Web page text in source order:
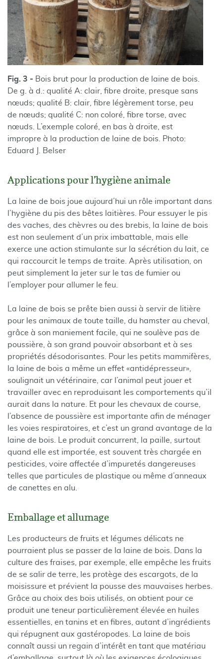
Fig. 3 - Bois brut pour la production de laine de bois.
De g. à d.: qualité A: clair, fibre droite, presque sans
nœuds; qualité B: clair, fibre légèrement torse, peu
de nœuds; qualité C: non coloré, fibre torse, avec
nœuds. L’exemple coloré, en bas à droite, est
impropre à la production de laine de bois. Photo:
Eduard J. Belser
Applications pour l’hygiène animale
La laine de bois joue aujourd’hui un rôle important dans
l’hygiène du pis des bêtes laitières. Pour essuyer le pis
des vaches, des chèvres ou des brebis, la laine de bois
est non seulement d’un prix imbattable, mais elle
exerce une action stimulante sur la sécrétion du lait, ce
qui raccourcit le temps de traite. Après utilisation, on
peut simplement la jeter sur le tas de fumier ou
l’employer pour allumer le feu.
La laine de bois se prête bien aussi à servir de litière
pour les animaux de toute taille, du hamster au cheval,
grâce à son maniement facile, qui ne soulève pas de
poussière, à son grand pouvoir absorbant et à ses
propriétés désodorisantes. Pour les petits mammifères,
la laine de bois a même un effet «antidépresseur»,
soulignait un vétérinaire, car l’animal peut jouer et
travailler avec en reproduisant les comportements qu’il
aurait dans la nature. Et pour les chevaux de course,
l’absence de poussière est importante afin de ménager
les voies respiratoires, et c’est un grand avantage de la
laine de bois. Le produit concurrent, la paille, surtout
quand elle est importée, est souvent très chargée en
pesticides, voire affectée d’impuretés dangereuses
telles que particules de plastique ou même d’anneaux
de canettes en alu.
Emballage et allumage
Les producteurs de fruits et légumes délicats ne
pourraient plus se passer de la laine de bois. Dans la
culture des fraises, par exemple, elle empêche les fruits
de se salir de terre, les protège des escargots, de la
moisissure et prévient la pousse des mauvaises herbes.
Grâce au choix des bois utilisés, on obtient pour ce
produit une teneur particulièrement élevée en huiles
essentielles, en tanins et en fibres, autant d’ingrédients
qui répugnent aux gastéropodes. La laine de bois
connaît aussi un regain d’intérêt en tant que matériau